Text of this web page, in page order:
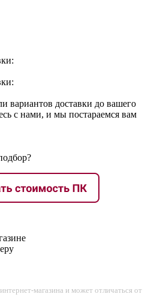
доставки до вашего
с нами, и мы постараемся вам
магазина и может отличаться от